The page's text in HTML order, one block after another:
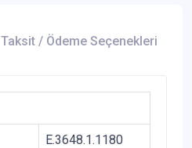
Taksit / Ödeme Seçenekleri
E.3648.1.1180